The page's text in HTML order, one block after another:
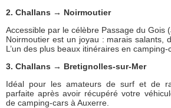
2. Challans → Noirmoutier
Accessible par le célèbre Passage du Gois
Noirmoutier est un joyau : marais salants,
L’un des plus beaux itinéraires en camping-
3. Challans → Bretignolles-sur-Mer
Idéal pour les amateurs de surf et de
parfaite après avoir récupéré votre
de camping-cars à Auxerre.